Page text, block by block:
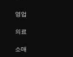
영업
의료
소매